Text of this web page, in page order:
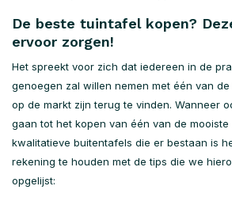
De beste tuintafel kopen?
ervoor zorgen!
Het spreekt voor zich dat iedereen in de
genoegen zal willen nemen met één van
op de markt zijn terug te vinden. Wanneer
gaan tot het kopen van één van de
kwalitatieve buitentafels die er bestaan is
rekening te houden met de tips die we
opgelijst: